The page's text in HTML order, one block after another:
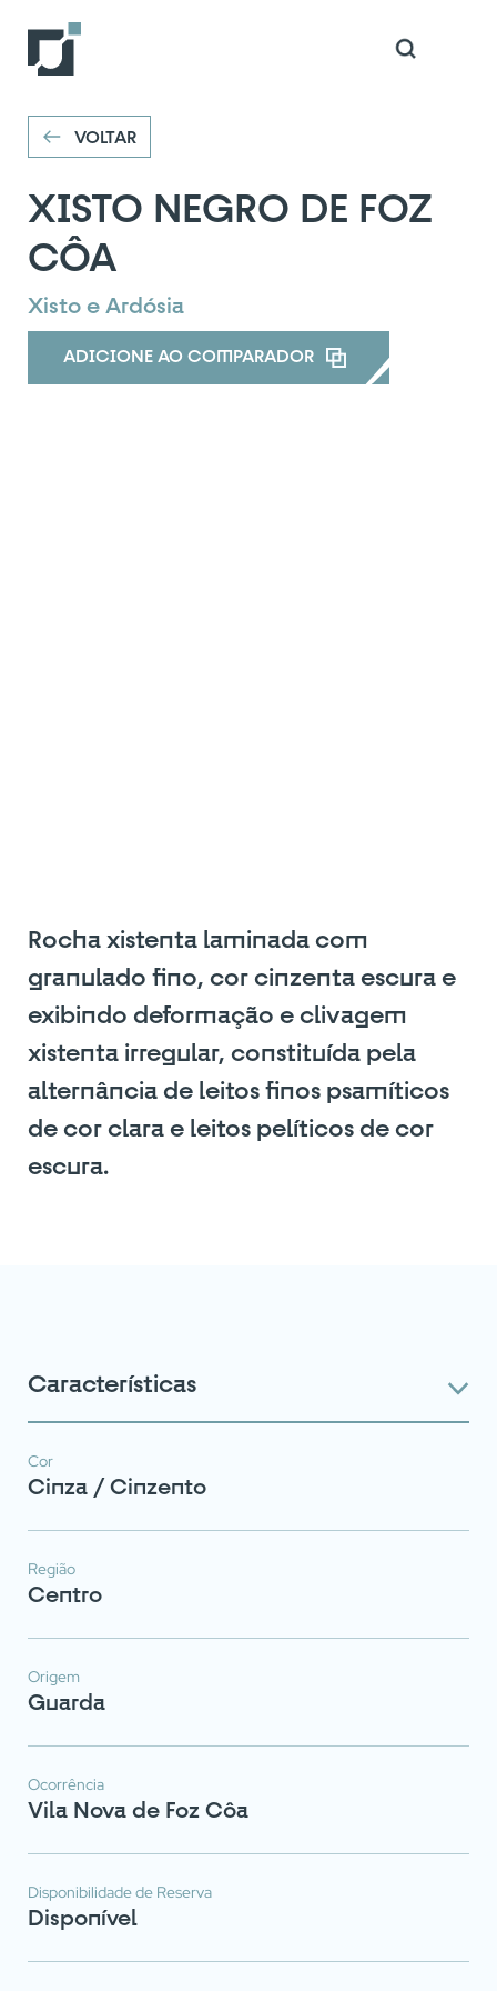
VOLTAR
XISTO NEGRO DE FOZ
CÔA
Xisto e Ardósia
ADICIONE AO COMPARADOR
Rocha xistenta laminada com
granulado fino, cor cinzenta escura e
exibindo deformação e clivagem
xistenta irregular, constituída pela
alternância de leitos finos psamíticos
de cor clara e leitos pelíticos de cor
escura.
Características
Cor
Cinza / Cinzento
Região
Centro
Origem
Guarda
Ocorrência
Vila Nova de Foz Côa
Disponibilidade de Reserva
Disponível